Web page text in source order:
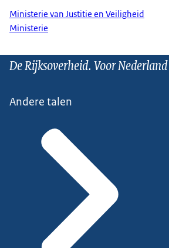
Ministerie van Justitie en Veiligheid
Ministerie
De Rijksoverheid. Voor Nederland
Andere talen